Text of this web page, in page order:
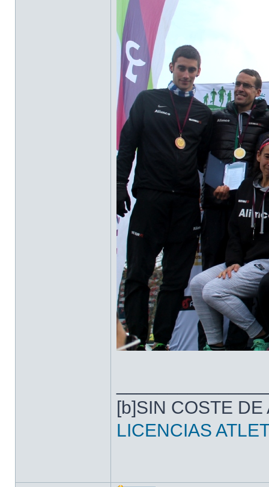
[b]SIN COSTE
LICENCIAS